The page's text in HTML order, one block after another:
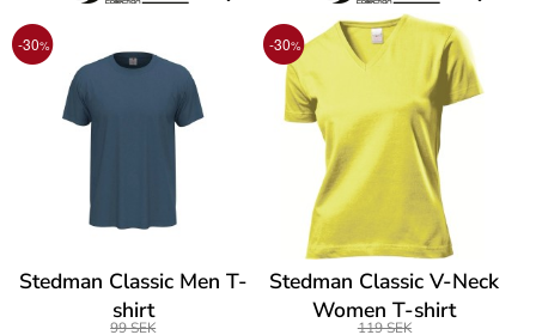
-30%
Stedman Classic Men T-
shirt
99 SEK
-30%
Stedman Classic V-Neck
Women T-shirt
119 SEK